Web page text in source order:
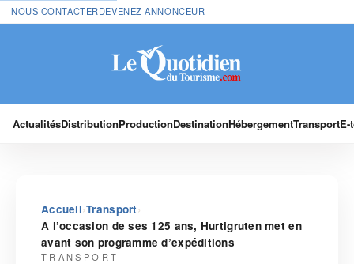
NOUS CONTACTERDEVENEZ ANNONCEUR
ActualitésDistributionProductionDestinationHébergementTransport
Accueil›Transport ›
A l’occasion de ses 125 ans, Hurtigruten met en
avant son programme d’expéditions
TRANSPORT